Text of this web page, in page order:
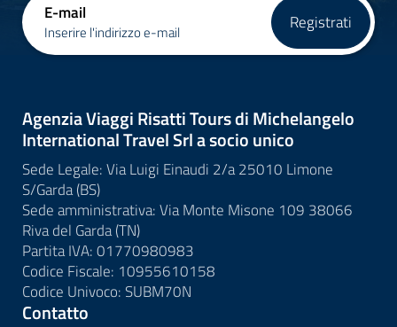
E-mail
Inserire l'indirizzo e-mail Registrati
Agenzia Viaggi Risatti Tours di Michelangelo
International Travel Srl a socio unico
Sede Legale: Via Luigi Einaudi 2/a 25010 Limone
S/Garda (BS)
Sede amministrativa: Via Monte Misone 109 38066
Riva del Garda (TN)
Partita IVA: 01770980983
Codice Fiscale: 10955610158
Codice Univoco: SUBM70N
Contatto